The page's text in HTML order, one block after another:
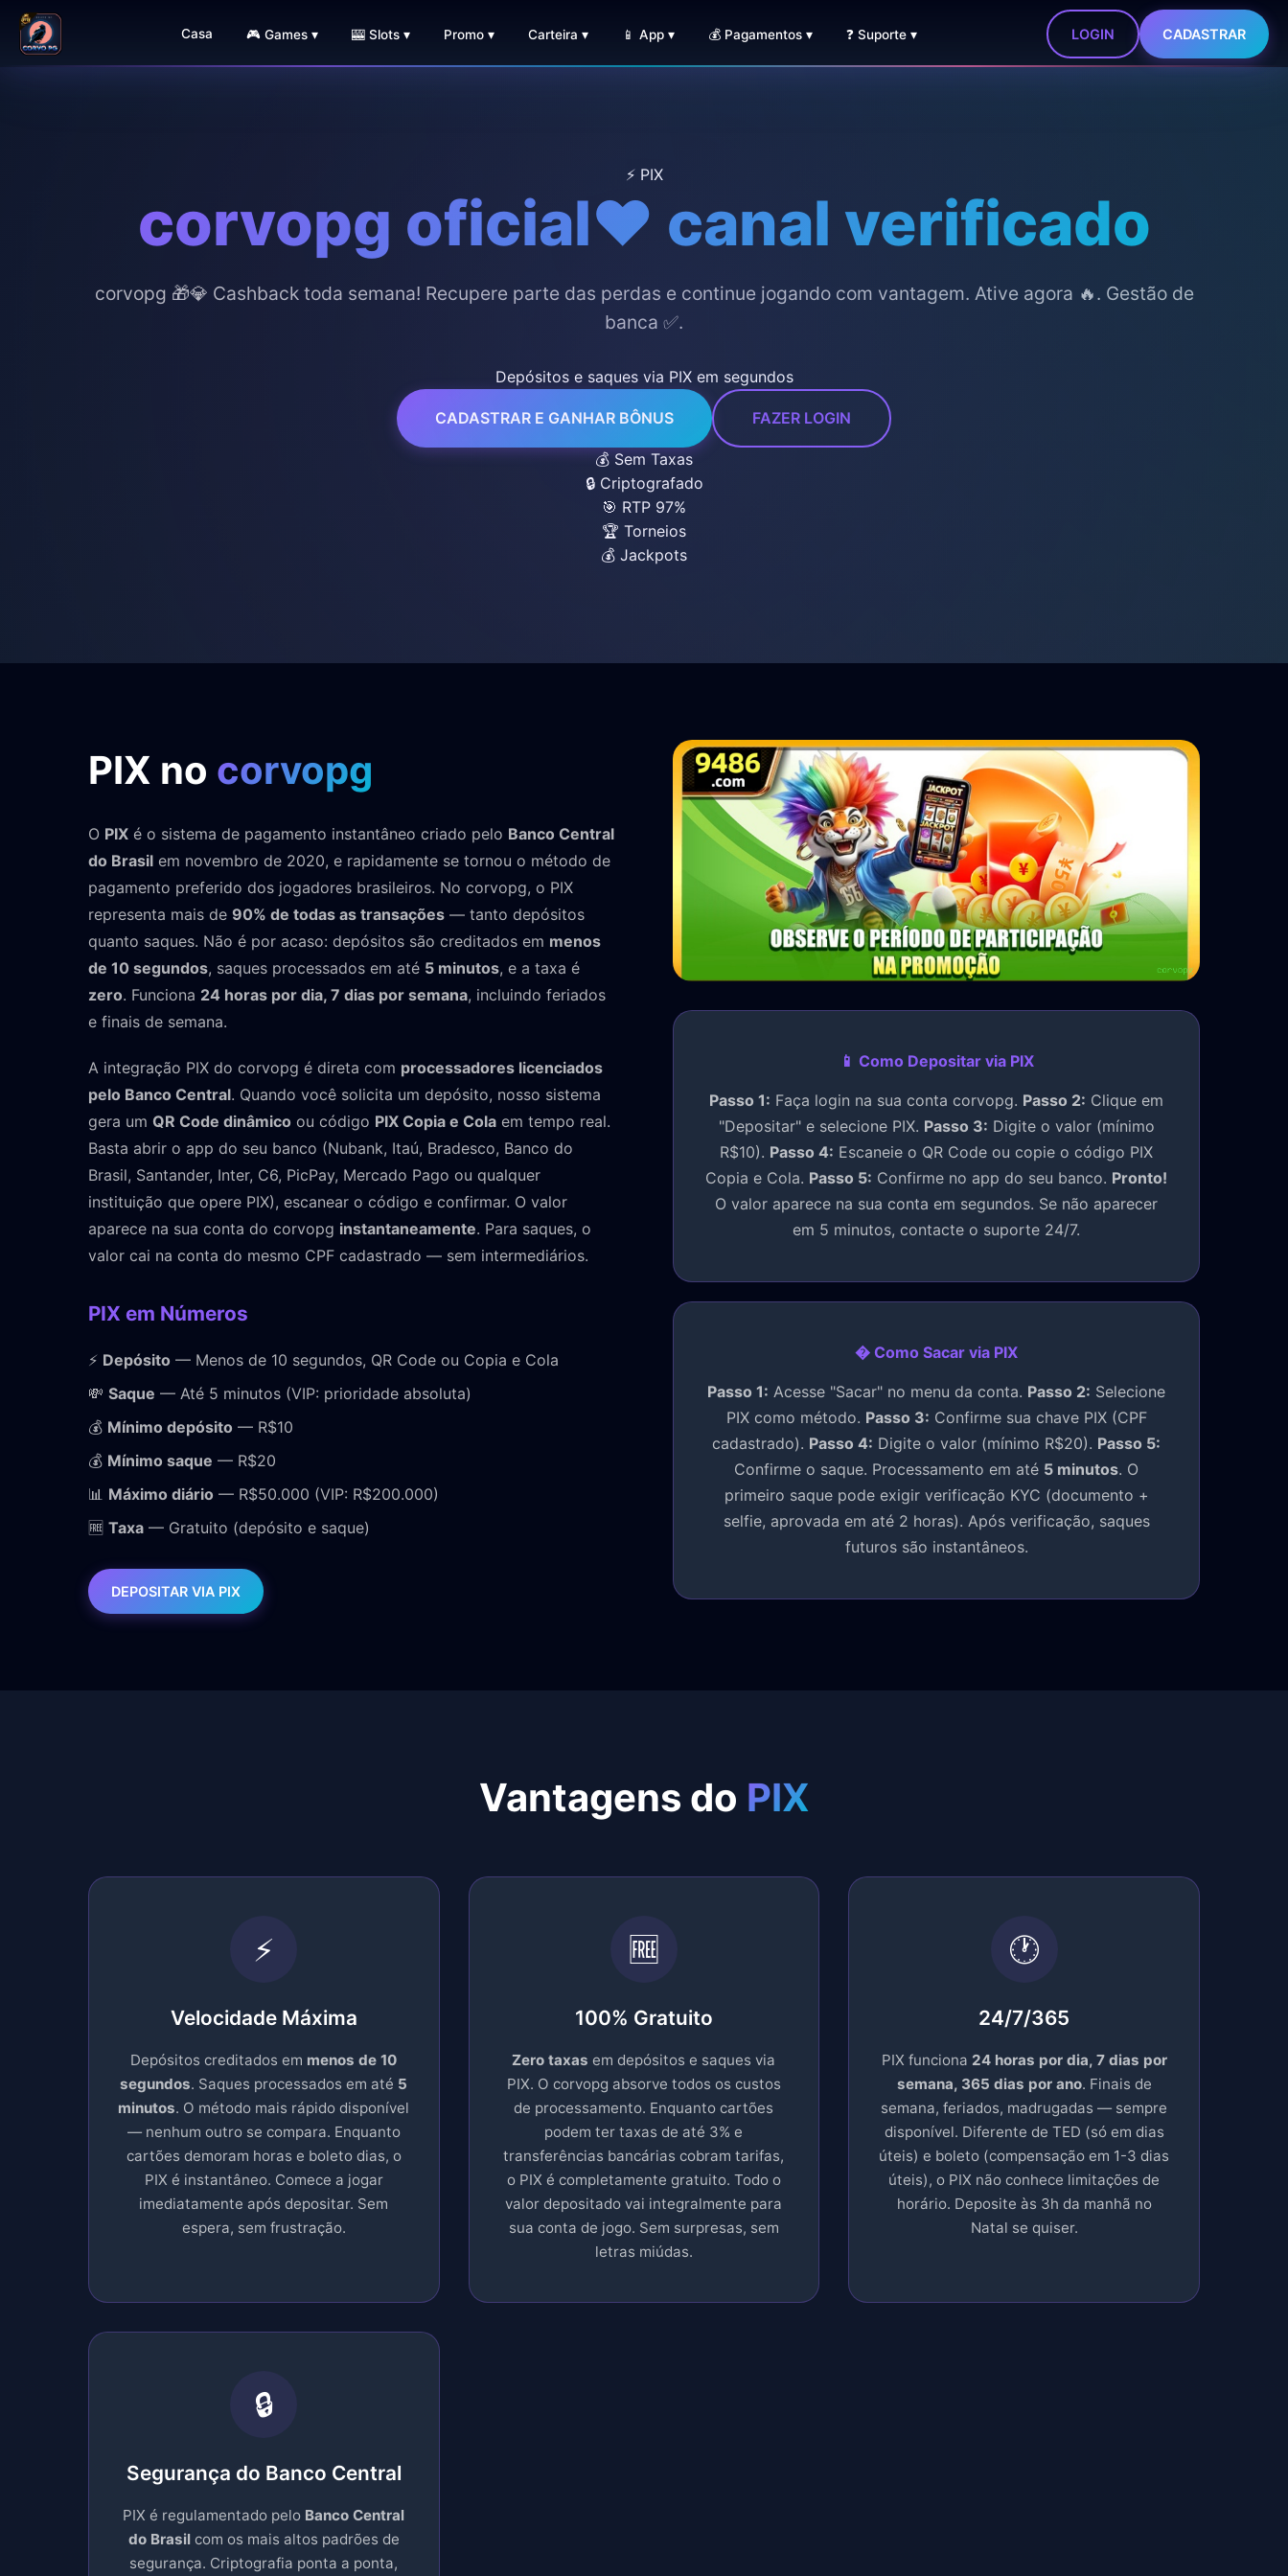
Casa 🎮 Games ▾ 🎰 Slots ▾ Promo ▾ Carteira ▾ 📱 App ▾ 💰 Pagamentos ▾ ❓ Suporte ▾ LOGIN CADASTRAR
⚡ PIX
corvopg oficial❤️ canal verificado
corvopg 🎁💎 Cashback toda semana! Recupere parte das perdas e continue jogando com vantagem. Ative agora 🔥. Gestão de
banca ✅.
Depósitos e saques via PIX em segundos
CADASTRAR E GANHAR BÔNUS FAZER LOGIN
💰 Sem Taxas
🔒 Criptografado
🎯 RTP 97%
🏆 Torneios
💰 Jackpots
PIX no corvopg
O PIX é o sistema de pagamento instantâneo criado pelo Banco Central
do Brasil em novembro de 2020, e rapidamente se tornou o método de
pagamento preferido dos jogadores brasileiros. No corvopg, o PIX
representa mais de 90% de todas as transações — tanto depósitos
quanto saques. Não é por acaso: depósitos são creditados em menos
de 10 segundos, saques processados em até 5 minutos, e a taxa é
zero. Funciona 24 horas por dia, 7 dias por semana, incluindo feriados
e finais de semana.
A integração PIX do corvopg é direta com processadores licenciados
pelo Banco Central. Quando você solicita um depósito, nosso sistema
gera um QR Code dinâmico ou código PIX Copia e Cola em tempo real.
Basta abrir o app do seu banco (Nubank, Itaú, Bradesco, Banco do
Brasil, Santander, Inter, C6, PicPay, Mercado Pago ou qualquer
instituição que opere PIX), escanear o código e confirmar. O valor
aparece na sua conta do corvopg instantaneamente. Para saques, o
valor cai na conta do mesmo CPF cadastrado — sem intermediários.
PIX em Números
⚡ Depósito — Menos de 10 segundos, QR Code ou Copia e Cola
💸 Saque — Até 5 minutos (VIP: prioridade absoluta)
💰 Mínimo depósito — R$10
💰 Mínimo saque — R$20
📊 Máximo diário — R$50.000 (VIP: R$200.000)
🆓 Taxa — Gratuito (depósito e saque)
DEPOSITAR VIA PIX
📱 Como Depositar via PIX
Passo 1: Faça login na sua conta corvopg. Passo 2: Clique em
"Depositar" e selecione PIX. Passo 3: Digite o valor (mínimo
R$10). Passo 4: Escaneie o QR Code ou copie o código PIX
Copia e Cola. Passo 5: Confirme no app do seu banco. Pronto!
O valor aparece na sua conta em segundos. Se não aparecer
em 5 minutos, contacte o suporte 24/7.
� Como Sacar via PIX
Passo 1: Acesse "Sacar" no menu da conta. Passo 2: Selecione
PIX como método. Passo 3: Confirme sua chave PIX (CPF
cadastrado). Passo 4: Digite o valor (mínimo R$20). Passo 5:
Confirme o saque. Processamento em até 5 minutos. O
primeiro saque pode exigir verificação KYC (documento +
selfie, aprovada em até 2 horas). Após verificação, saques
futuros são instantâneos.
Vantagens do PIX
⚡
Velocidade Máxima
Depósitos creditados em menos de 10
segundos. Saques processados em até 5
minutos. O método mais rápido disponível
— nenhum outro se compara. Enquanto
cartões demoram horas e boleto dias, o
PIX é instantâneo. Comece a jogar
imediatamente após depositar. Sem
espera, sem frustração.
🆓
100% Gratuito
Zero taxas em depósitos e saques via
PIX. O corvopg absorve todos os custos
de processamento. Enquanto cartões
podem ter taxas de até 3% e
transferências bancárias cobram tarifas,
o PIX é completamente gratuito. Todo o
valor depositado vai integralmente para
sua conta de jogo. Sem surpresas, sem
letras miúdas.
🕐
24/7/365
PIX funciona 24 horas por dia, 7 dias por
semana, 365 dias por ano. Finais de
semana, feriados, madrugadas — sempre
disponível. Diferente de TED (só em dias
úteis) e boleto (compensação em 1-3 dias
úteis), o PIX não conhece limitações de
horário. Deposite às 3h da manhã no
Natal se quiser.
🔒
Segurança do Banco Central
PIX é regulamentado pelo Banco Central
do Brasilcom os mais altos padrões de
segurança. Criptografia ponta a ponta,
🎉 Ganhou
Lar***sa G.
R$2.345
Spaceman